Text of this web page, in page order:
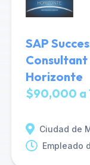
SAP
Horizonte
$90,000 a
Ciudad de
Empleado